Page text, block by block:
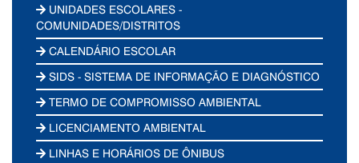
UNIDADES ESCOLARES -
COMUNIDADES/DISTRITOS
CALENDÁRIO ESCOLAR
SIDS - SISTEMA DE INFORMAÇÃO E DIAGNÓSTICO
TERMO DE COMPROMISSO AMBIENTAL
LICENCIAMENTO AMBIENTAL
LINHAS E HORÁRIOS DE ÔNIBUS